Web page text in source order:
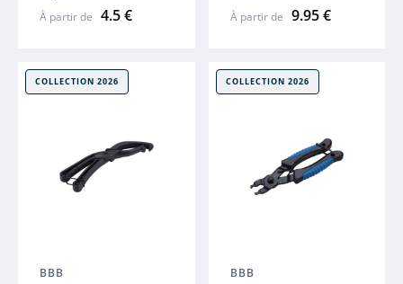
À partir de 4.5 € À partir de 9.95 €
COLLECTION 2026
BBB
COLLECTION 2026
BBB